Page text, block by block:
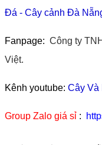
Đá - Cây cảnh Đà
Fanpage: Công ty
Việt.
Kênh youtube: Cây Và
Group Zalo giá sỉ :